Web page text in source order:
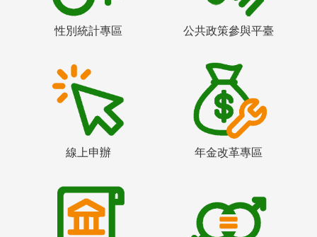
性別統計專區 公共政策參與平臺
線上申辦 年金改革專區